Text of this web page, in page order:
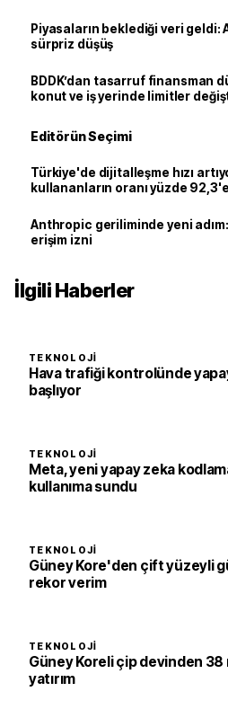
Piyasaların beklediği veri geldi:
sürpriz düşüş
BDDK’dan tasarruf finansman
konut ve iş yerinde limitler
Editörün Seçimi
Türkiye'de dijitalleşme hızı
kullananların oranı yüzde
Anthropic geriliminde yeni adım:
erişim izni
İlgili Haberler
TEKNOLOJI
Hava trafiği kontrolünde
başlıyor
TEKNOLOJI
Meta, yeni yapay zeka
kullanıma sundu
TEKNOLOJI
Güney Kore'den çift yüzeyli
rekor verim
TEKNOLOJI
Güney Koreli çip devinden 38
yatırım